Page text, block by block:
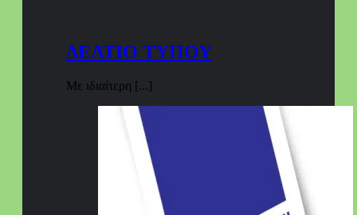
ΔΕΛΤΙΟ ΤΥΠΟΥ
Με ιδιαίτερη [...]